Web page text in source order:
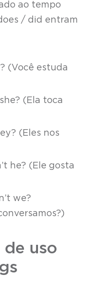
ao tempo
/ did entram
(Você estuda
(Ela toca
(Eles nos
he? (Ele gosta
we?
de uso